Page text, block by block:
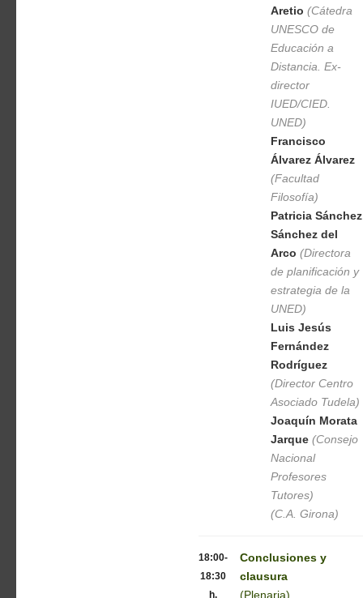
Aretio (Cátedra
UNESCO de
Educación a
Distancia. Ex-
director
IUED/CIED.
UNED)
Francisco
Álvarez Álvarez
(Facultad
Filosofía)
Patricia Sánchez
Sánchez del
Arco (Directora
de planificación y
estrategia de la
UNED)
Luis Jesús
Fernández
Rodríguez
(Director Centro
Asociado Tudela)
Joaquín Morata
Jarque(Consejo
Nacional
Profesores
Tutores)
(C.A. Girona)
18:00-
18:30
h.
Conclusiones y
clausura
(Plenaria)